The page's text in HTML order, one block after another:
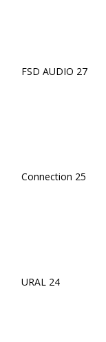
FSD AUDIO 27
Connection 25
URAL 24